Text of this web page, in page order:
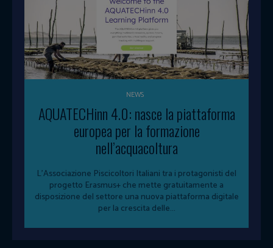
NEWS
AQUATECHinn 4.0: nasce la piattaforma
europea per la formazione
nell’acquacoltura
L'Associazione Piscicoltori Italiani tra i protagonisti del
progetto Erasmus+ che mette gratuitamente a
disposizione del settore una nuova piattaforma digitale
per la crescita delle...